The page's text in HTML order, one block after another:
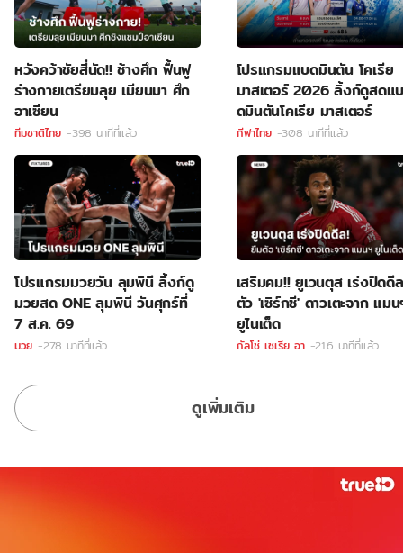
หวังคว้าชัยสี่นัด!! ช้างศึก ฟื้นฟู
ร่างกายเตรียมลุย เมียนมา ศึก
อาเซียน
ทีมชาติไทย -398 นาทีที่แล้ว
โปรแกรมแบดมินตัน โคเรีย
มาสเตอร์ 2026 ลิ้งก์ดูสดแ
ดมินตันโคเรีย มาสเตอร์
กีฬาไทย -308 นาทีที่แล้ว
โปรแกรมมวยวัน ลุมพินี ลิ้งก์ดู
มวยสด ONE ลุมพินี วันศุกร์ที่
7 ส.ค. 69
มวย -278 นาทีที่แล้ว
เสริมคม!! ยูเวนตุส เร่งปิดดี
ตัว 'เซิร์กซี' ดาวเตะจาก แม
ยูไนเต็ด
กัลโช่ เซเรีย อา -216 นาทีที่แล้ว
ดูเพิ่มเติม